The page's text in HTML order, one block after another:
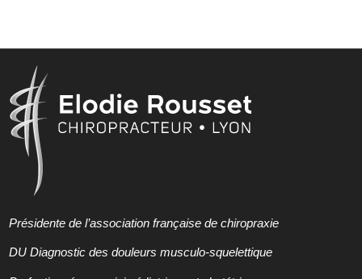
Présidente de l’association française de chiropraxie
DU Diagnostic des douleurs musculo-squelettique